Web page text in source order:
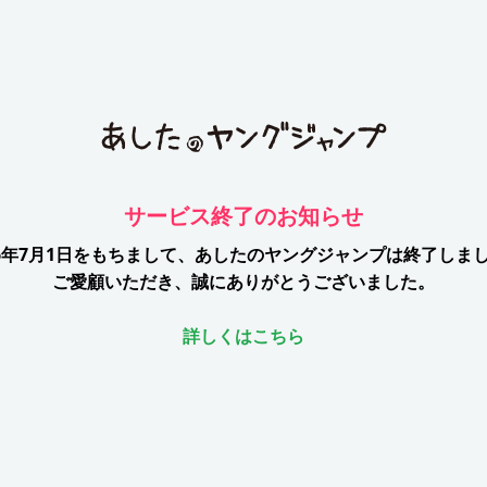
サービス終了のお知らせ
7月1日をもちまして、 あしたのヤングジャンプは終了しま
ご愛顧いただき、誠にありがとうございました。
詳しくはこちら